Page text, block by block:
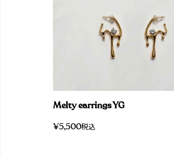
Melty earrings YG
¥5,500税込